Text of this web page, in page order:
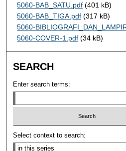
5060-BAB_SATU.pdf(401 kB)
5060-BAB_TIGA.pdf(317 kB)
5060-
5060-COVER-1.pdf(34 kB)
SEARCH
Enter search terms:
Select context to search: